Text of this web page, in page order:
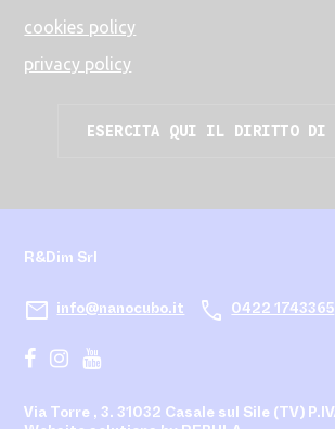
cookies policy
privacy policy
ESERCITA QUI IL DIRITTO DI
R&Dim Srl
Via Torre , 3. 31032 Casale sul Sile (TV)
mail info@nanocubo.it call 0422 1743365